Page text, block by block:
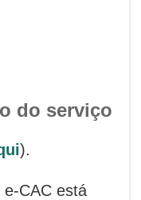
do serviço
).
CAC está